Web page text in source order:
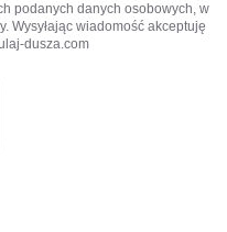
podanych danych osobowych, w
Wysyłając wiadomość akceptuję
dusza.com